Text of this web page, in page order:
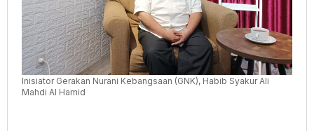
Inisiator Gerakan Nurani Kebangsaan (GNK), Habib Syakur Ali
Mahdi Al Hamid